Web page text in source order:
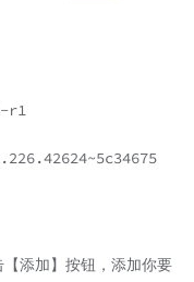
r1
【添加】按钮，添加你要